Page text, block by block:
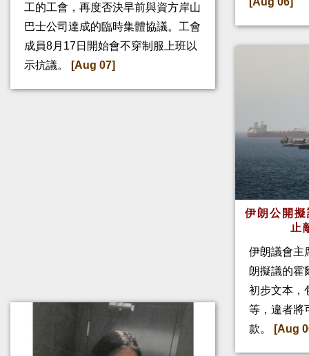
工的工會，再度否決早前與資方岸山
巴士公司達成的臨時集體協議。工會
成員8月17日開始會不穿制服上班以
示抗議。
[Aug 07]
伊朗公開
止
伊朗議會主
朗擬議的霍
初步文本，
等，違者將
款。
[Aug